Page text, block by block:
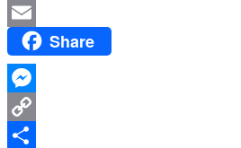
Facebook
Email Share
Messenger
Copy